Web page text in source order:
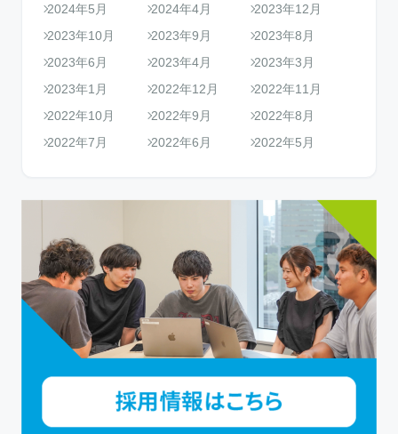
2024年5月
2024年4月
2023年12月
2023年10月
2023年9月
2023年8月
2023年6月
2023年4月
2023年3月
2023年1月
2022年12月
2022年11月
2022年10月
2022年9月
2022年8月
2022年7月
2022年6月 2022年5月